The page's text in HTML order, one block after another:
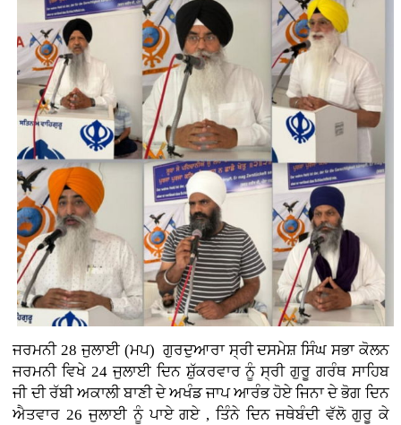
ਜਰਮਨੀ 28 ਜੁਲਾਈ (ਮਪ)ਗੁਰਦੁਆਰਾ ਸ੍ਰੀ ਦਸਮੇਸ਼ ਸਿੰਘ ਸਭਾ ਕੋਲਨ
ਜਰਮਨੀ ਵਿਖੇ 24 ਜੁਲਾਈ ਦਿਨ ਸ਼ੁੱਕਰਵਾਰ ਨੂੰ ਸ੍ਰੀ ਗੁਰੂ ਗਰੰਥ ਸਾਹਿਬ
ਜੀ ਦੀ ਰੱਬੀ ਅਕਾਲੀ ਬਾਣੀ ਦੇ ਅਖੰਡ ਜਾਪ ਆਰੰਭ ਹੋਏ ਜਿਨਾ ਦੇ ਭੋਗ ਦਿਨ
ਐਤਵਾਰ 26 ਜੁਲਾਈ ਨੂੰ ਪਾਏ ਗਏ , ਤਿੰਨੇ ਦਿਨ ਜਥੇਬੰਦੀ ਵੱਲੋ ਗੁਰੂ ਕੇ